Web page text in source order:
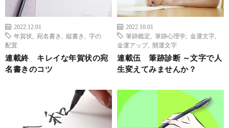
2022.12.01
年賀状
宛名書き 縦書き
字の
配置
連載終 キレイな年賀状の宛
名書きのコツ
2022.10.01
筆跡鑑定
筆跡心理学 金運文字
金運アップ, 開運文字
連載伍 筆跡診断 ～文字で人
生変えてみませんか？